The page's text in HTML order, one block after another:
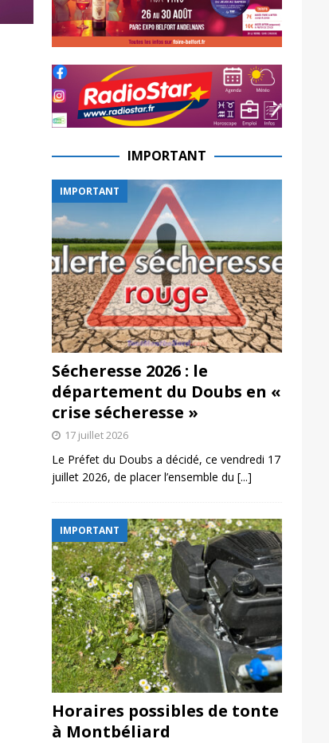
IMPORTANT
IMPORTANT
Sécheresse 2026 : le
département du Doubs en «
crise sécheresse »
17 juillet 2026
Le Préfet du Doubs a décidé, ce vendredi 17
juillet 2026, de placer l’ensemble du [...]
IMPORTANT
Horaires possibles de tonte
à Montbéliard